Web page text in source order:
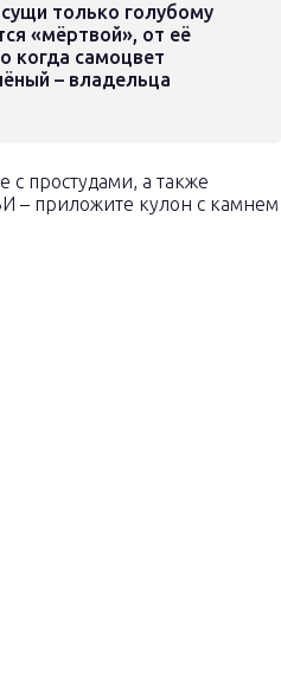
только голубому
«мёртвой», от её
когда самоцвет
– владельца
простудами, а также
– приложите кулон с камнем